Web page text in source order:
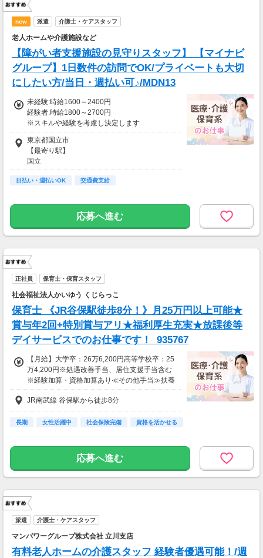
new 派遣 介護士・ケアスタッフ
老人ホームや介護施設など
【障がい者支援施設の見守りスタッフ】 【マイナビ
グループ】1日数件の訪問でOK/プライベートも大切
にしたい方/当日・週払い可♪/MDN13
未経験:時給1600～2400円
経験者:時給1800～2700円
※スキルや経験を考慮し決定します
【月収例】
28.2万円（週5日勤務）
＝時給1600円×8h×22日
東京都国立市
【最寄り駅】
国立
日払い・週払いOK 交通費支給
応募へ進む
正社員 保育士・保育スタッフ
社会福祉法人かいゆう くじらっこ
保育士 《JR谷保駅徒歩8分！》月25万円以上可能★
賞与年2回+特別賞与アリ★福利厚生充実★放課後等
デイサービスでのお仕事です！_935767
【月給】大学卒：26万6,200円高等学校卒：25
万4,200円※処遇改善手当、居住支援手当含む
※経験加算・資格加算あり≪その他手当≫扶養
手当住居手当（世帯主に限る）通勤手当管理職
手当超過勤務手当【昇給】年1回（4月）【賞
与】年2回（6月・12月） ／ 処遇改善特別賞与
（3月）
JR南武線 谷保駅から徒歩8分
長期 女性活躍中 社会保険完備 資格を活かせる
応募へ進む
派遣 介護士・ケアスタッフ
マンパワーグループ株式会社 立川支店
有料老人ホームの介護スタッフ 経験者優遇可能！/週